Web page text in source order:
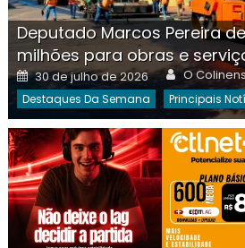
Deputado Marcos Pereira
milhões para obras e
Posted
on
30 de julho de 2026 Author
O
Destaques Da Semana Principais